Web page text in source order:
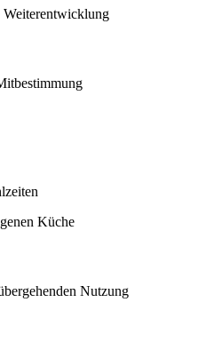
Weiterentwicklung
Küche
Nutzung